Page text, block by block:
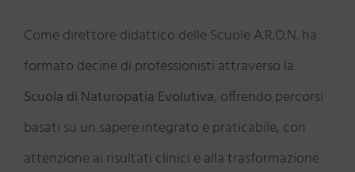
Come direttore didattico delle Scuole A.R.O.N. ha
formato decine di professionisti attraverso la
Scuola di Naturopatia Evolutiva, offrendo percorsi
basati su un sapere integrato e praticabile, con
attenzione ai risultati clinici e alla trasformazione